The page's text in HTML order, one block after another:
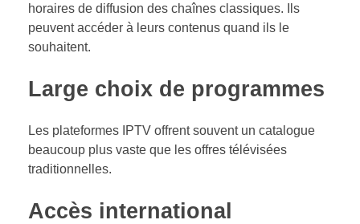
horaires de diffusion des chaînes classiques. Ils
peuvent accéder à leurs contenus quand ils le
souhaitent.
Large choix de programmes
Les plateformes IPTV offrent souvent un catalogue
beaucoup plus vaste que les offres télévisées
traditionnelles.
Accès international